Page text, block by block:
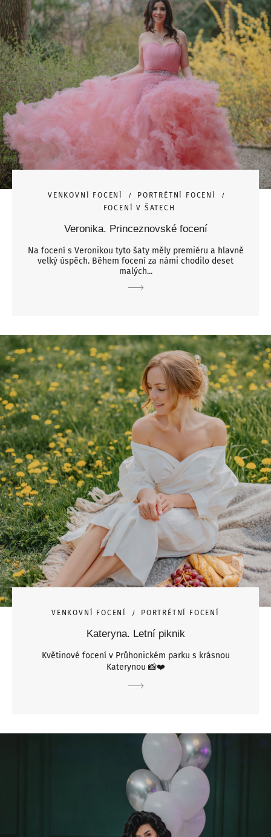
VENKOVNÍ FOCENÍ
PORTRÉTNÍ FOCENÍ
FOCENÍ V ŠATECH
Veronika. Princeznovské focení
Na focení s Veronikou tyto šaty měly premiéru a hlavně
velký úspěch. Během focení za námi chodilo deset
malých...
VENKOVNÍ FOCENÍ PORTRÉTNÍ FOCENÍ
Kateryna. Letní piknik
Květinové focení v Průhonickém parku s krásnou
Katerynou 📸❤️